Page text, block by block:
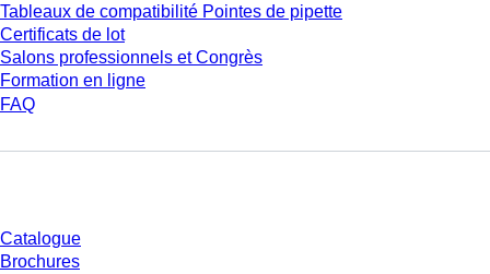
Tableaux de compatibilité Pointes de pipette
Certificats de lot
Salons professionnels et Congrès
Formation en ligne
FAQ
Catalogue
Brochures